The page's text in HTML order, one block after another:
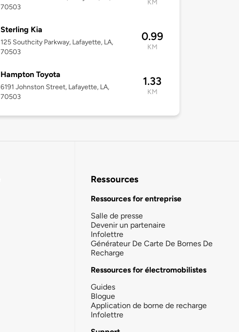
70503
KM
Sterling Kia
125 Southcity Parkway, Lafayette, LA,
70503
0.99
KM
Hampton Toyota
6191 Johnston Street, Lafayette, LA,
70503
1.33
KM
Ressources
Ressources for entreprise
Salle de presse
Devenir un partenaire
Infolettre
Générateur De Carte De Bornes De
Recharge
Ressources for électromobilistes
Guides
Blogue
Application de borne de recharge
Infolettre